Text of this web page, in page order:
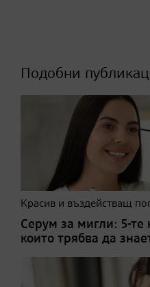
Подобни
Красив и въздействащ
Серум за мигли: 5-
които трябва да